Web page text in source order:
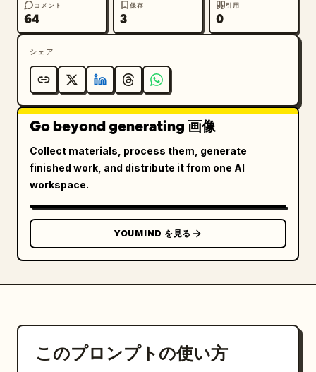
コメント
64
保存
3
引用
0
シェア
Go beyond generating 画像
Collect materials, process them, generate
finished work, and distribute it from one AI
workspace.
YOUMIND を見る
このプロンプトの使い方